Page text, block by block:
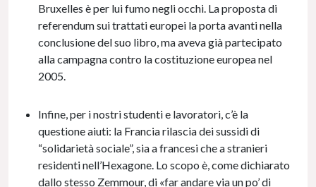
Bruxelles è per lui fumo negli occhi. La proposta di
referendum sui trattati europei la porta avanti nella
conclusione del suo libro, ma aveva già partecipato
alla campagna contro la costituzione europea nel
2005.
Infine, per i nostri studenti e lavoratori, c’è la
questione aiuti: la Francia rilascia dei sussidi di
“solidarietà sociale”, sia a francesi che a stranieri
residenti nell’Hexagone. Lo scopo è, come dichiarato
dallo stesso Zemmour, di «far andare via un po’ di